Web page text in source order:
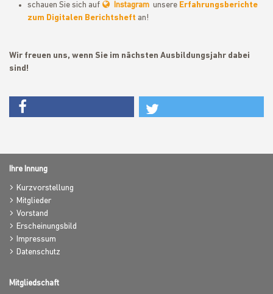
schauen Sie sich auf
Instagram unsere Erfahrungsberichte
zum Digitalen Berichtsheft an!
Wir freuen uns, wenn Sie im nächsten Ausbildungsjahr dabei
sind!
Ihre Innung
Kurzvorstellung
Mitglieder
Vorstand
Erscheinungsbild
Impressum
Datenschutz
Mitgliedschaft